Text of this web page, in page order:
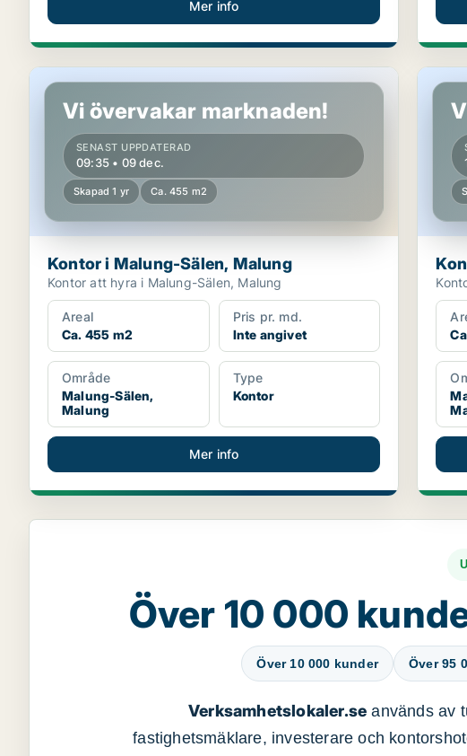
Mer info
Kontor i Malung-Sälen, Malung
Vi övervakar marknaden!
SENAST UPPDATERAD
09:35 • 09 dec.
Skapad 1 yr Ca. 455 m2
Kontor i Malung-Sälen, Malung
Kontor att hyra i Malung-Sälen, Malung
Areal
Ca. 455 m2
Pris pr. md.
Inte angivet
Område
Malung-Sälen,
Malung
Type
Kontor
Mer info
Kontor
Över 10 000
Över 10 000 kunder Över 95
Verksamhetslokaler.se används av
fastighetsmäklare, investerare och